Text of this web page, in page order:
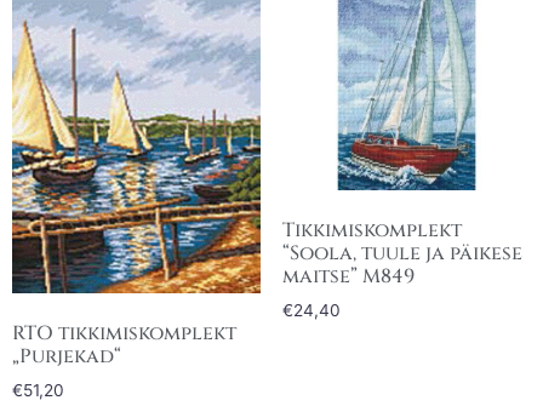
RTO tikkimiskomplekt
„Purjekad“
€51,20
Tikkimiskomplekt
“Soola, tuule ja päikese
maitse” M849
€24,40